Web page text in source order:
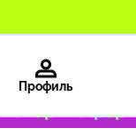
Профиль